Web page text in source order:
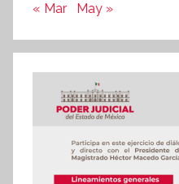
« Mar May »